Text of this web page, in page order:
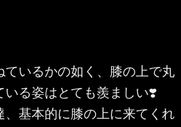
ているかの如く、膝の上で丸
いる姿はとても羨ましい❣️
、基本的に膝の上に来てくれ